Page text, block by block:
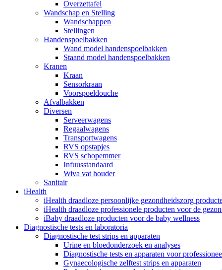
Overzettafel
Wandschap en Stelling
Wandschappen
Stellingen
Handenspoelbakken
Wand model handenspoelbakken
Staand model handenspoelbakken
Kranen
Kraan
Sensorkraan
Voorspoeldouche
Afvalbakken
Diversen
Serveerwagens
Regaalwagens
Transportwagens
RVS opstapjes
RVS schopemmer
Infuusstandaard
Wiva vat houder
Sanitair
iHealth
iHealth draadloze persoonlijke gezondheidszorg
iHealth draadloze professionele producten voor de
iBaby draadloze producten voor de baby wellness
Diagnostische tests en laboratoria
Diagnostische test strips en apparaten
Urine en bloedonderzoek en analyses
Diagnostische tests en apparaten voor
Gynaecologische zelftest strips en apparaten